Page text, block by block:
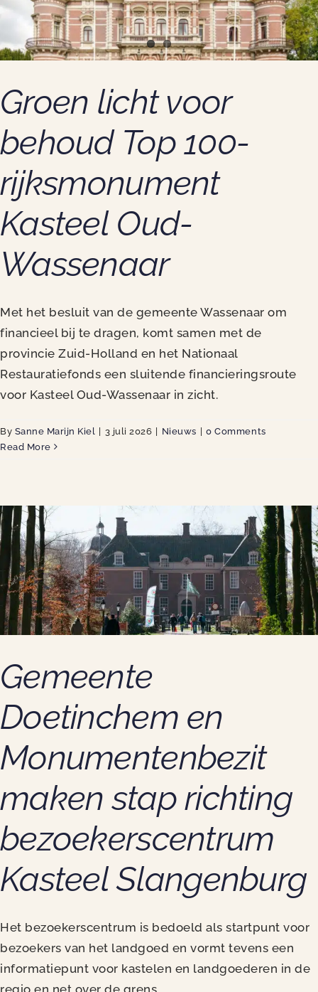
Groen licht voor
behoud Top 100-
rijksmonument
Kasteel Oud-
Wassenaar
Met het besluit van de gemeente Wassenaar om
financieel bij te dragen, komt samen met de
provincie Zuid-Holland en het Nationaal
Restauratiefonds een sluitende financieringsroute
voor Kasteel Oud-Wassenaar in zicht.
By Sanne Marijn Kiel | 3 juli 2026 | Nieuws | 0 Comments
Read More
Gemeente
Doetinchem en
Monumentenbezit
maken stap richting
bezoekerscentrum
Kasteel Slangenburg
Het bezoekerscentrum is bedoeld als startpunt voor
bezoekers van het landgoed en vormt tevens een
informatiepunt voor kastelen en landgoederen in de
regio en net over de grens.